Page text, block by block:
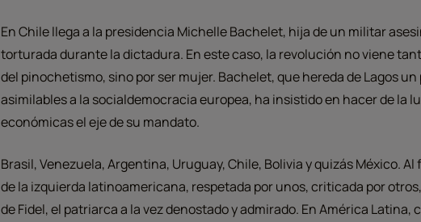
En Chile llega a la presidencia Michelle Bachelet, hija de un militar
torturada durante la dictadura. En este caso, la revolución no viene
del pinochetismo, sino por ser mujer. Bachelet, que hereda de Lagos
asimilables a la socialdemocracia europea, ha insistido en hacer de la
económicas el eje de su mandato.
Brasil, Venezuela, Argentina, Uruguay, Chile, Bolivia y quizás México.
de la izquierda latinoamericana, respetada por unos, criticada por
de Fidel, el patriarca a la vez denostado y admirado. En América